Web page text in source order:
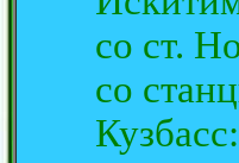
со ст.
со
Кузбасс: